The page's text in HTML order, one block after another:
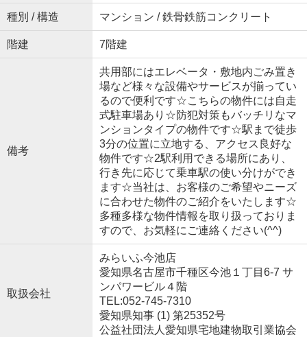
種別 / 構造 マンション / 鉄骨鉄筋コンクリート
階建 7階建
備考
共用部にはエレベータ・敷地内ごみ置き
場など様々な設備やサービスが揃ってい
るので便利です☆こちらの物件には自走
式駐車場あり☆防犯対策もバッチリなマ
ンションタイプの物件です☆駅まで徒歩
3分の位置に立地する、アクセス良好な
物件です☆2駅利用できる場所にあり、
行き先に応じて乗車駅の使い分けができ
ます☆当社は、お客様のご希望やニーズ
に合わせた物件のご紹介をいたします☆
多種多様な物件情報を取り扱っておりま
すので、お気軽にご連絡ください(^^)
取扱会社
みらいふ今池店
愛知県名古屋市千種区今池１丁目6-7 サ
ンパワービル４階
TEL:052-745-7310
愛知県知事 (1) 第25352号
公益社団法人愛知県宅地建物取引業協会